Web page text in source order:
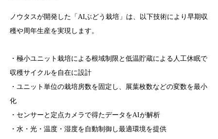
ノウタスが開発した「AIぶどう栽培」は、以下技術により早期収
穫や周年生産を実現します。
・極小ユニット栽培による根域制限と低温貯蔵による人工休眠で
収穫サイクルを自在に設計
・ユニット単位の栽培房数を固定し、展葉枚数などの変数を最小
化
・センサーと定点カメラで得たデータをAIが解析
・水・光・温度・湿度を自動制御し最適環境を提供